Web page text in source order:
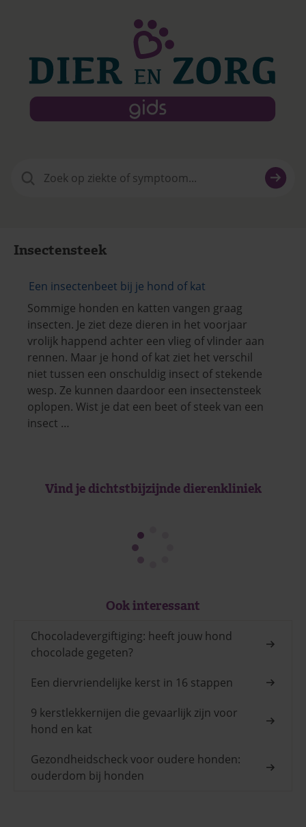
naar:
Insectensteek
Een insectenbeet bij je hond of kat
Sommige honden en katten vangen graag
insecten. Je ziet deze dieren in het voorjaar
vrolijk happend achter een vlieg of vlinder aan
rennen. Maar je hond of kat ziet het verschil
niet tussen een onschuldig insect of stekende
wesp. Ze kunnen daardoor een insectensteek
oplopen. Wist je dat een beet of steek van een
insect …
Vind je dichtstbijzijnde dierenkliniek
Ook interessant
Chocoladevergiftiging: heeft jouw hond
chocolade gegeten?
Een diervriendelijke kerst in 16 stappen
9 kerstlekkernijen die gevaarlijk zijn voor
hond en kat
Gezondheidscheck voor oudere honden:
ouderdom bij honden